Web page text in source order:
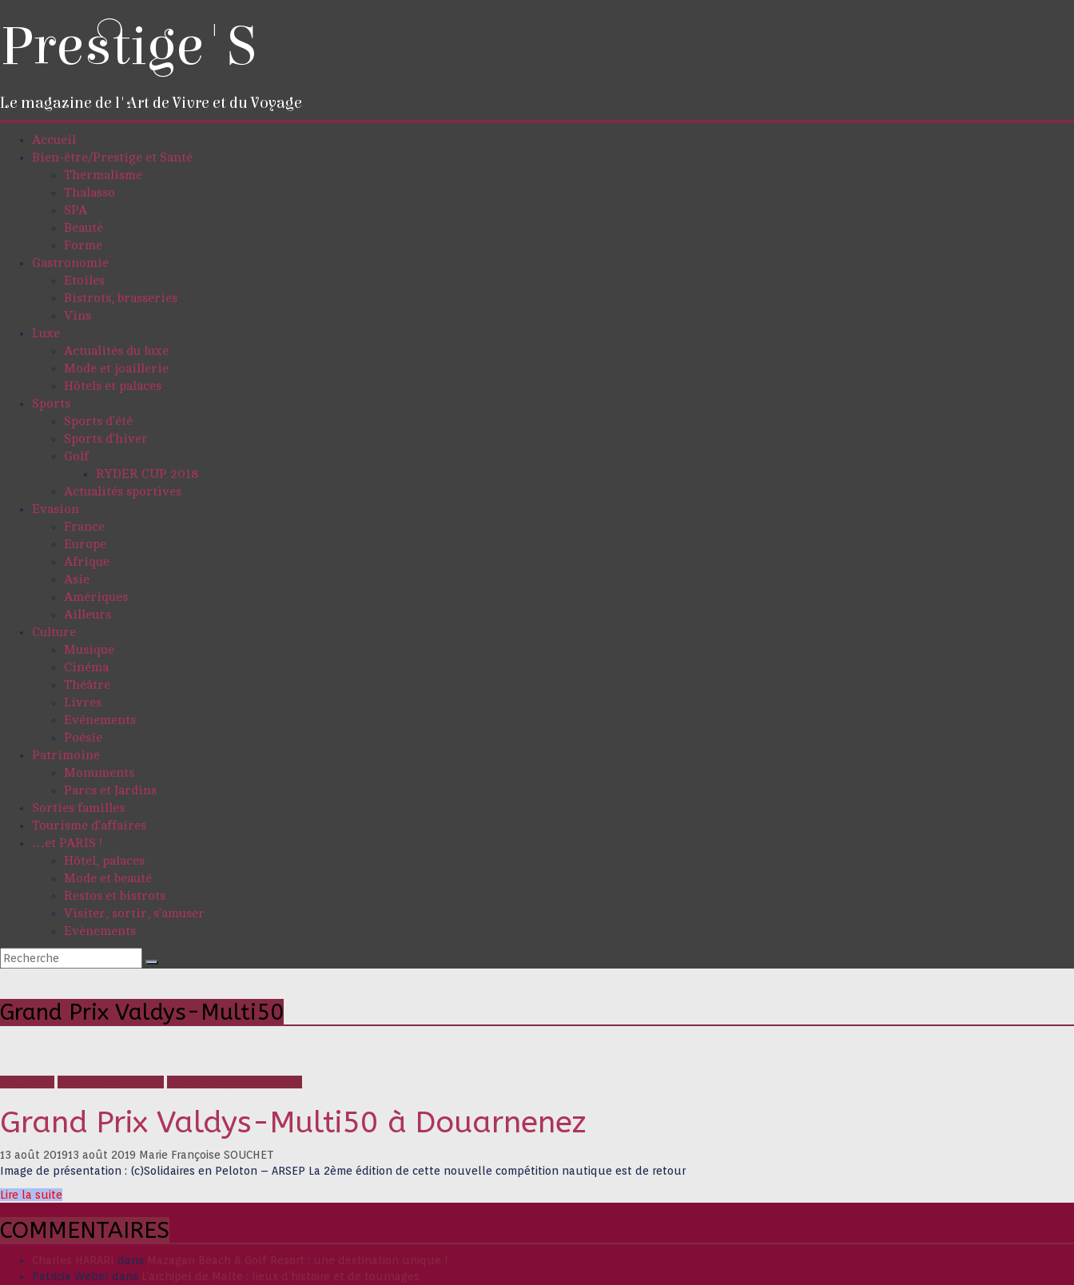
Prestige'S
Le magazine de l'Art de Vivre et du Voyage
Accueil
Bien-être/Prestige et Santé
Thermalisme
Thalasso
SPA
Beauté
Forme
Gastronomie
Etoiles
Bistrots, brasseries
Vins
Luxe
Actualités du luxe
Mode et joaillerie
Hôtels et palaces
Sports
Sports d’été
Sports d’hiver
Golf
RYDER CUP 2018
Actualités sportives
Evasion
France
Europe
Afrique
Asie
Amériques
Ailleurs
Culture
Musique
Cinéma
Théâtre
Livres
Evénements
Poésie
Patrimoine
Monuments
Parcs et Jardins
Sorties familles
Tourisme d’affaires
…et PARIS !
Hôtel, palaces
Mode et beauté
Restos et bistrots
Visiter, sortir, s’amuser
Evènements
Grand Prix Valdys-Multi50
Grand Prix Valdys-Multi50 à Douarnenez
13 août 201913 août 2019 Marie Françoise SOUCHET
Image de présentation : (c)Solidaires en Peloton – ARSEP La 2ème édition de cette nouvelle compétition nautique est de retour
Lire la suite
COMMENTAIRES
Charles HARARI dans Mazagan Beach & Golf Resort : une destination unique !
Patricia Weberdans L’archipel de Malte : lieux d’histoire et de tournages